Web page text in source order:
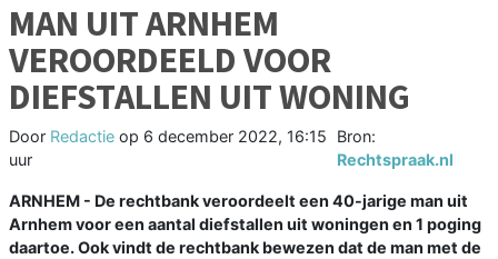
MAN UIT ARNHEM
VEROORDEELD VOOR
DIEFSTALLEN UIT WONING
Door Redactie op 6 december 2022, 16:15
uur
Bron:
Rechtspraak.nl
ARNHEM - De rechtbank veroordeelt een 40-jarige man uit
Arnhem voor een aantal diefstallen uit woningen en 1 poging
daartoe. Ook vindt de rechtbank bewezen dat de man met de